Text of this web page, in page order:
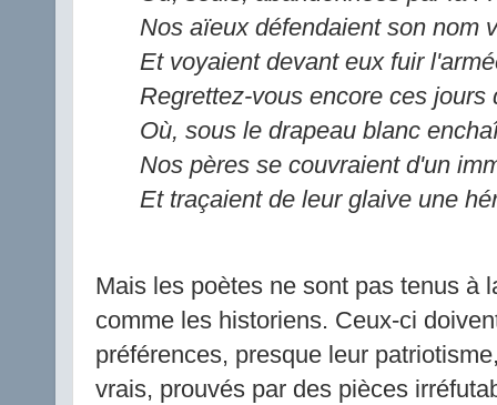
Nos aïeux défendaient son nom
Et voyaient devant eux fuir
Regrettez-vous encore ces jours
Où, sous le drapeau blanc
Nos pères se couvraient d'un
Et traçaient de leur glaive une
Mais les poètes ne sont pas tenus à
comme les historiens. Ceux-ci
préférences, presque leur
vrais, prouvés par des pièces